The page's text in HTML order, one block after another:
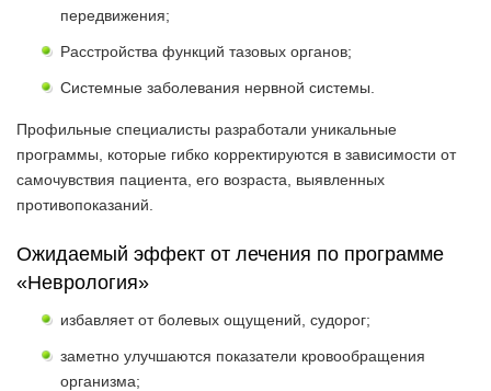
передвижения;
Расстройства функций тазовых органов;
Системные заболевания нервной системы.
Профильные специалисты разработали уникальные
программы, которые гибко корректируются в зависимости от
самочувствия пациента, его возраста, выявленных
противопоказаний.
Ожидаемый эффект от лечения по программе
«Неврология»
избавляет от болевых ощущений, судорог;
заметно улучшаются показатели кровообращения
организма;